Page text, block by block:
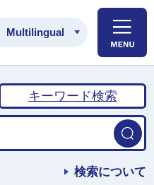
土浦市公式ホームペ
Multilingual
キーワード検索
検索について